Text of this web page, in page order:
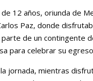
de 12 años, oriunda de
Paz, donde
de un contingente
para celebrar su
jornada, mientras